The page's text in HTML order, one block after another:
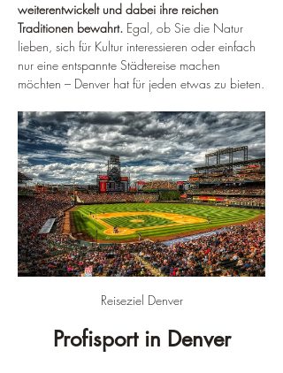
weiterentwickelt und dabei ihre reichen
Traditionen bewahrt. Egal, ob Sie die Natur
lieben, sich für Kultur interessieren oder einfach
nur eine entspannte Städtereise machen
möchten – Denver hat für jeden etwas zu bieten.
Reiseziel Denver
Profisport in Denver